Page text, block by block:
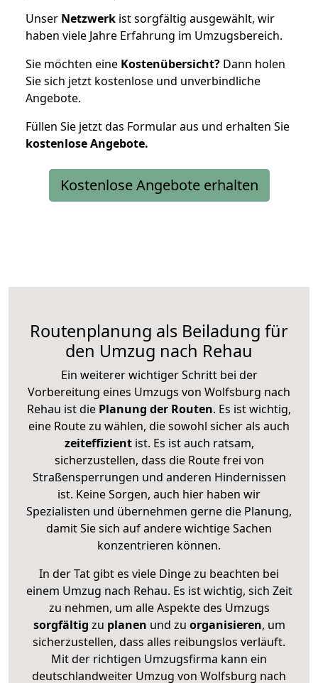
Unser Netzwerk ist sorgfältig ausgewählt, wir
haben viele Jahre Erfahrung im Umzugsbereich.
Sie möchten eine Kostenübersicht? Dann holen
Sie sich jetzt kostenlose und unverbindliche
Angebote.
Füllen Sie jetzt das Formular aus und erhalten Sie
kostenloseAngebote.
Kostenlose Angebote erhalten
Routenplanung als Beiladung für
den Umzug nach Rehau
Ein weiterer wichtiger Schritt bei der
Vorbereitung eines Umzugs von Wolfsburg nach
Rehau ist die Planung der Routen. Es ist wichtig,
eine Route zu wählen, die sowohl sicher als auch
zeiteffizientist. Es ist auch ratsam,
sicherzustellen, dass die Route frei von
Straßensperrungen und anderen Hindernissen
ist. Keine Sorgen, auch hier haben wir
Spezialisten und übernehmen gerne die Planung,
damit Sie sich auf andere wichtige Sachen
konzentrieren können.
In der Tat gibt es viele Dinge zu beachten bei
einem Umzug nach Rehau. Es ist wichtig, sich Zeit
zu nehmen, um alle Aspekte des Umzugs
sorgfältig zu planen und zu organisieren, um
sicherzustellen, dass alles reibungslos verläuft.
Mit der richtigen Umzugsfirma kann ein
deutschlandweiter Umzug von Wolfsburg nach